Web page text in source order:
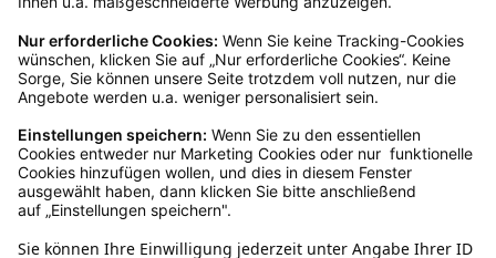
Kundenservice
Mo – Fr 9 – 17 Uhr, Sa 9 – 13 Uhr
Ruf uns an
04942-60 64 080